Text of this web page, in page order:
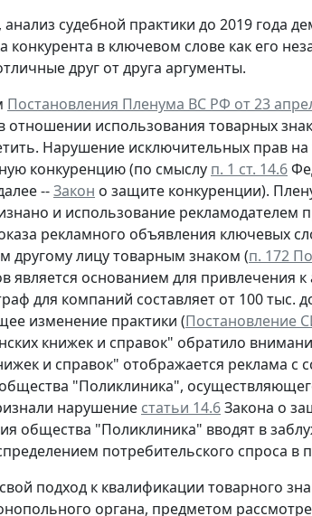
судебной практики до 2019 года
конкурента в ключевом слове как его
друг от друга аргументы.
Постановления Пленума ВС РФ от 23
отношении использования товарных
Нарушение исключительных прав
конкуренцию (по смыслу п. 1 ст. 14.6
--Закон о защите конкуренции).
и использование рекламодателем
рекламного объявления ключевых
другому лицу товарным знаком (п. 172
является основанием для привлечения
для компаний составляет от 100 тыс.
изменение практики (Постановление
книжек и справок" обратило
и справок" отображается реклама с
"Поликлиника",
нарушение статьи 14.6Закона о
общества "Поликлиника" вводят в
потребительского спроса
подход к квалификации товарного
органа, предметом